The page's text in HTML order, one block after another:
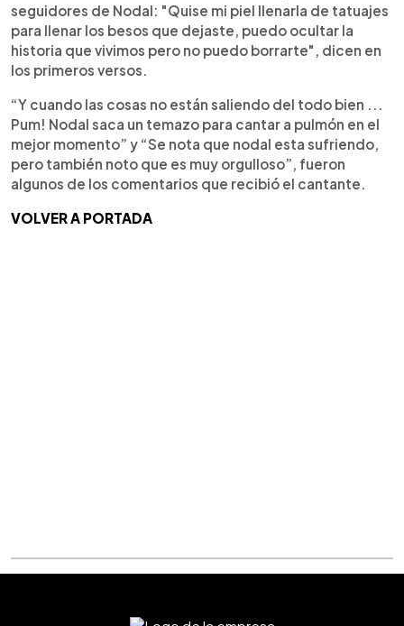
seguidores de Nodal: "Quise mi piel llenarla de tatuajes
para llenar los besos que dejaste, puedo ocultar la
historia que vivimos pero no puedo borrarte", dicen en
los primeros versos.
“Y cuando las cosas no están saliendo del todo bien ...
Pum! Nodal saca un temazo para cantar a pulmón en el
mejor momento” y “Se nota que nodal esta sufriendo,
pero también noto que es muy orgulloso”, fueron
algunos de los comentarios que recibió el cantante.
VOLVER A PORTADA